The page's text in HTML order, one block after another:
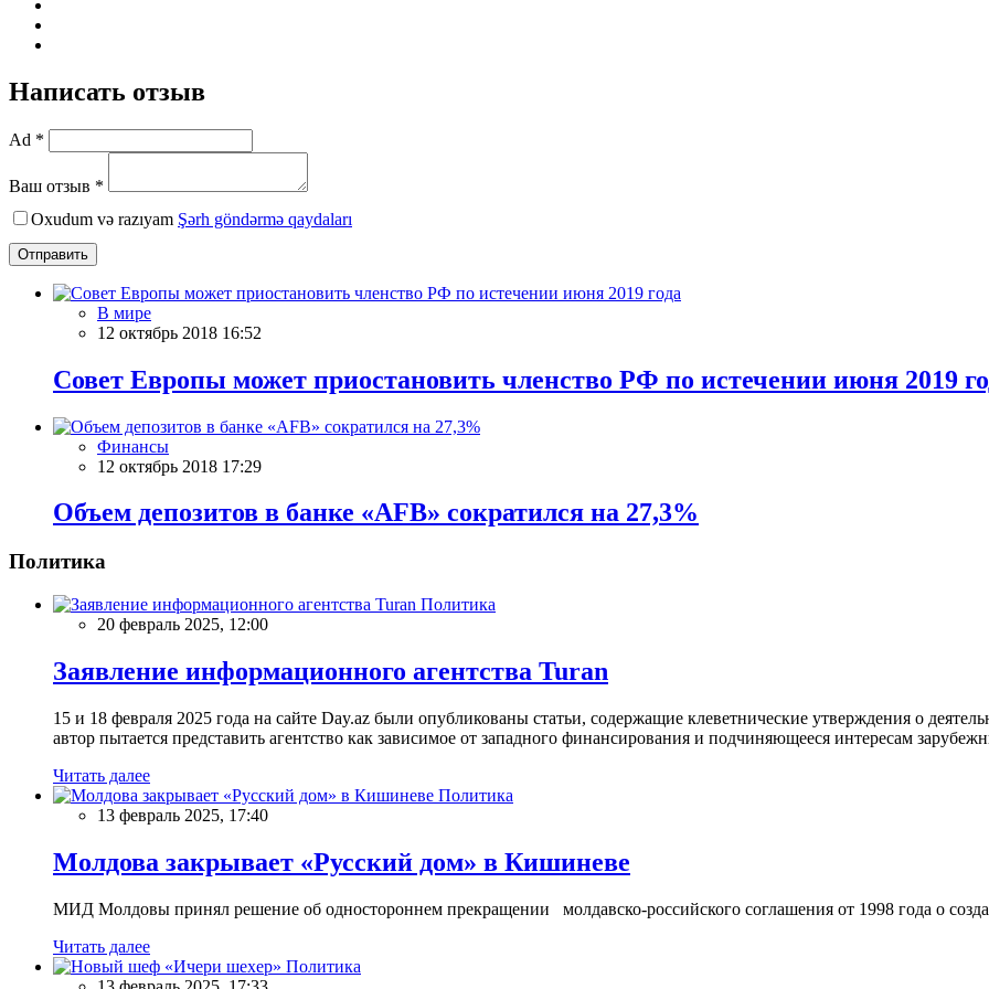
Написать отзыв
Ad *
Ваш отзыв *
Oxudum və razıyam Şərh göndərmə qaydaları
Отправить
В мире
12 октябрь 2018 16:52
Совет Европы может приостановить членство РФ по истечении июня 2019
Финансы
12 октябрь 2018 17:29
Объем депозитов в банке «AFB» сократился на 27,3%
Политика
Политика
20 февраль 2025, 12:00
Заявление информационного агентства Turan
15 и 18 февраля 2025 года на сайте Day.az были опубликованы статьи, содержащие клеветнические утверждения о
автор пытается представить агентство как зависимое от западного финансирования и подчиняющееся интересам
Читать далее
Политика
13 февраль 2025, 17:40
Молдова закрывает «Русский дом» в Кишиневе
МИД Молдовы принял решение об одностороннем прекращении молдавско-российского соглашения от 1998 года о
Читать далее
Политика